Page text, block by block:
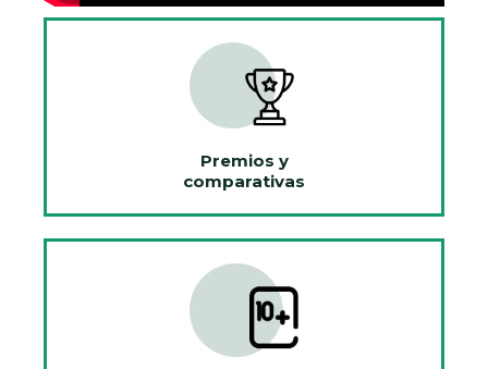
Premios y
comparativas